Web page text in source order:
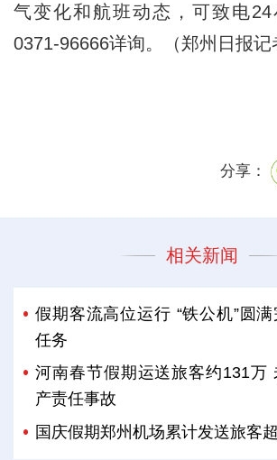
气变化和航班动态，可致电
0371-96666详询。（郑州日报记
分享：
相关新闻
假期客流高位运行 “铁公机”圆
任务
河南春节假期运送旅客约131万
产责任事故
国庆假期郑州机场累计发送旅客